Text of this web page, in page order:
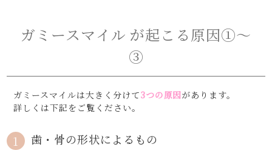
ガミースマイル が起こる原因①～
③
ガミースマイルは大きく分けて3つの原因があります。
詳しくは下記をご覧ください。
1 歯・骨の形状によるもの